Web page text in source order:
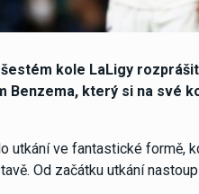
kole LaLigy
Benzema, který si na své
utkání ve fantastické formě,
Od začátku utkání